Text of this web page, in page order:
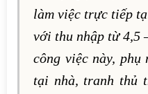
làm việc trực tiếp
với thu nhập từ 4,5
công việc này, phụ
tại nhà, tranh thủ